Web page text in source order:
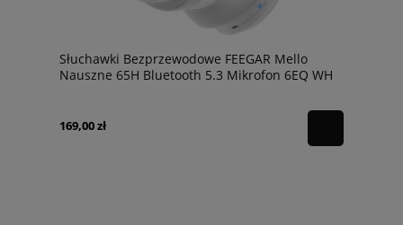
Słuchawki Bezprzewodowe FEEGAR Mello
Nauszne 65H Bluetooth 5.3 Mikrofon 6EQ WH
169,00 zł